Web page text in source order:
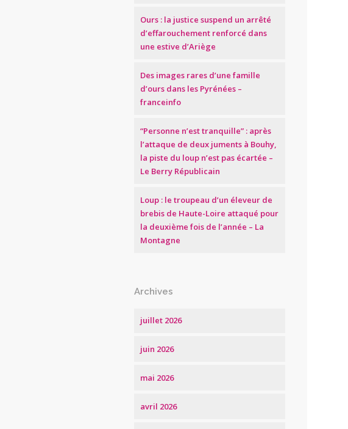
Ours : la justice suspend un arrêté
d’effarouchement renforcé dans
une estive d’Ariège
Des images rares d’une famille
d’ours dans les Pyrénées –
franceinfo
“Personne n’est tranquille” : après
l’attaque de deux juments à Bouhy,
la piste du loup n’est pas écartée –
Le Berry Républicain
Loup : le troupeau d’un éleveur de
brebis de Haute-Loire attaqué pour
la deuxième fois de l’année – La
Montagne
Archives
juillet 2026
juin 2026
mai 2026
avril 2026